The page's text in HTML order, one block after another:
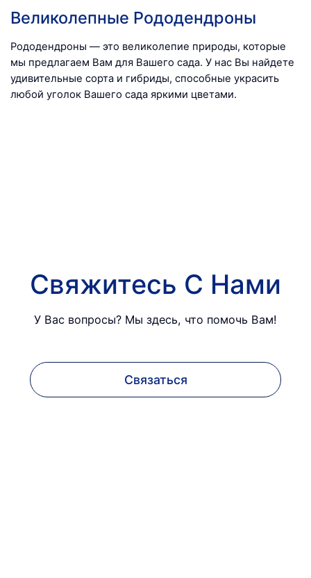
Великолепные Рододендроны
Рододендроны — это великолепие природы, которые
мы предлагаем Вам для Вашего сада. У нас Вы найдете
удивительные сорта и гибриды, способные украсить
любой уголок Вашего сада яркими цветами.
Свяжитесь С Нами
У Вас вопросы? Мы здесь, что помочь Вам!
Связаться